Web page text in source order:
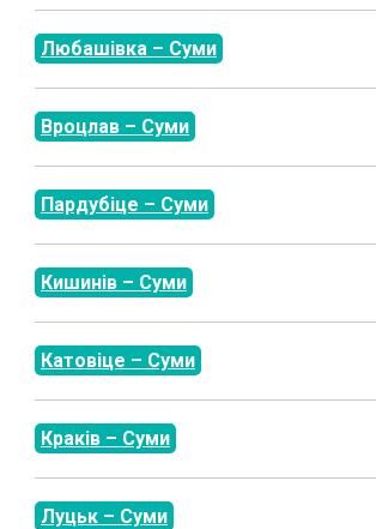
Любашівка – Суми
Вроцлав – Суми
Пардубіце – Суми
Кишинів – Суми
Катовіце – Суми
Краків – Суми
Луцьк – Суми